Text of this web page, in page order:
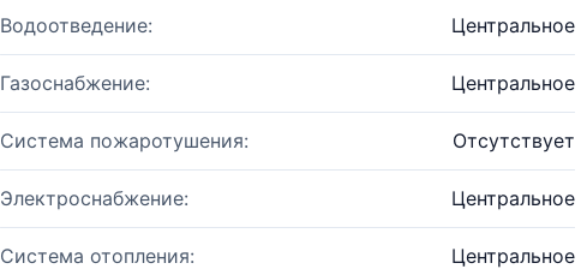
Водоотведение: Центральное
Газоснабжение: Центральное
Система пожаротушения: Отсутствует
Электроснабжение: Центральное
Система отопления: Центральное